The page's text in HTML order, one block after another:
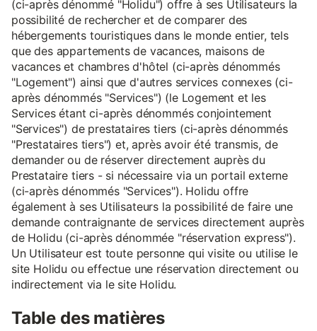
(ci-après dénommé "Holidu") offre à ses Utilisateurs la
possibilité de rechercher et de comparer des
hébergements touristiques dans le monde entier, tels
que des appartements de vacances, maisons de
vacances et chambres d'hôtel (ci-après dénommés
"Logement") ainsi que d'autres services connexes (ci-
après dénommés "Services") (le Logement et les
Services étant ci-après dénommés conjointement
"Services") de prestataires tiers (ci-après dénommés
"Prestataires tiers") et, après avoir été transmis, de
demander ou de réserver directement auprès du
Prestataire tiers - si nécessaire via un portail externe
(ci-après dénommés "Services"). Holidu offre
également à ses Utilisateurs la possibilité de faire une
demande contraignante de services directement auprès
de Holidu (ci-après dénommée "réservation express").
Un Utilisateur est toute personne qui visite ou utilise le
site Holidu ou effectue une réservation directement ou
indirectement via le site Holidu.
Table des matières